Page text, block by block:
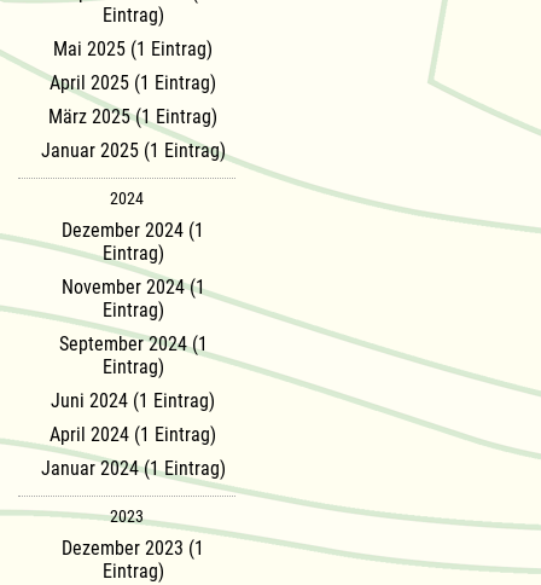
Eintrag)
Mai 2025 (1 Eintrag)
April 2025 (1 Eintrag)
März 2025 (1 Eintrag)
Januar 2025 (1 Eintrag)
2024
Dezember 2024 (1
Eintrag)
November 2024 (1
Eintrag)
September 2024 (1
Eintrag)
Juni 2024 (1 Eintrag)
April 2024 (1 Eintrag)
Januar 2024 (1 Eintrag)
2023
Dezember 2023 (1
Eintrag)